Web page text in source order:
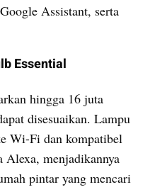
Assistant, serta
Essential
hingga 16 juta
disesuaikan. Lampu
Wi-Fi dan kompatibel
Alexa, menjadikannya
pintar yang mencari